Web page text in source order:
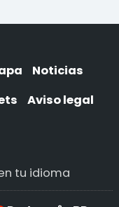
Noticias
Aviso legal
tu idioma